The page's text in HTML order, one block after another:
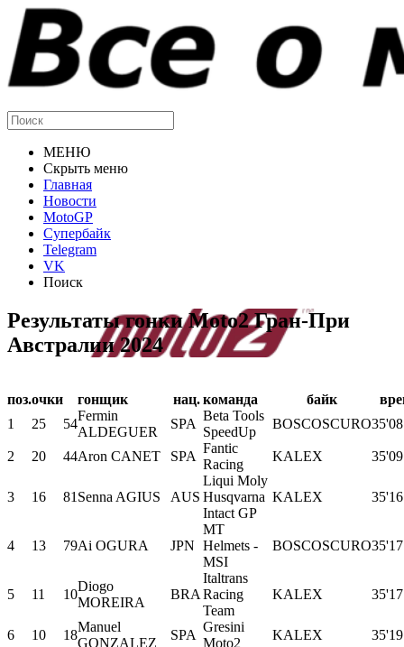
МЕНЮ
Скрыть меню
Главная
Новости
MotoGP
Супербайк
Telegram
VK
Поиск
Результаты гонки Moto2 Гран-При
Австралии 2024
поз.очки гонщик нац.команда байк
1
25 54
Fermin
ALDEGUER
SPA
Beta Tools
SpeedUp
BOSCOSCURO
2 20 44Aron CANET SPA
Fantic
Racing
KALEX
3 16 81 Senna AGIUS AUS
Liqui Moly
Husqvarna
Intact GP
KALEX
4 13 79Ai OGURA JPN
MT
Helmets -
MSI
BOSCOSCURO
5 11 10
Diogo
MOREIRA
BRA
Italtrans
Racing
Team
KALEX
6 10 18
Manuel
GONZALEZ
SPA
Gresini
Moto2
KALEX